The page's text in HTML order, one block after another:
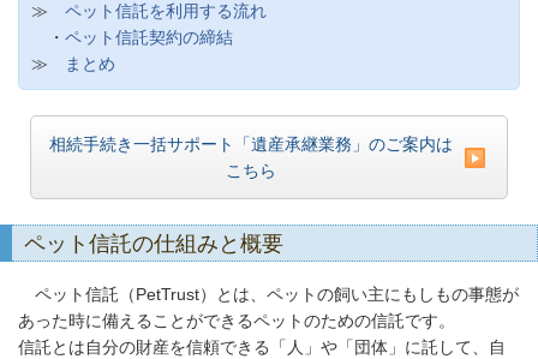
≫ ペット信託を利用する流れ
・ ペット信託契約の締結
≫
まとめ
相続手続き一括サポート「遺産承継業務」のご案内は
こちら
ペット信託の仕組みと概要
ペット信託（PetTrust）とは、ペットの飼い主にもしもの事態が
あった時に備えることができるペットのための信託です。
信託とは自分の財産を信頼できる「人」や「団体」に託して、自